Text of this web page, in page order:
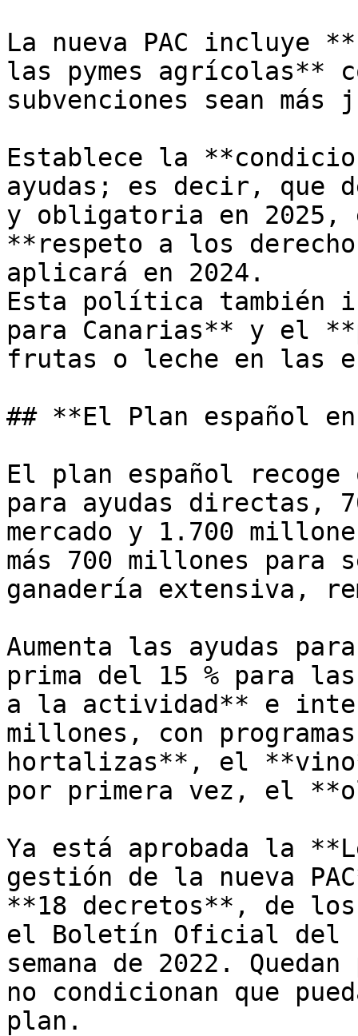
La nueva PAC incluye
las pymes agrícolas**
subvenciones sean más
Establece la
ayudas; es decir, que
y obligatoria en 2025,
**respeto a los
aplicará en 2024.
Esta política también
para Canarias** y el
frutas o leche en las
## **El Plan español
El plan español
para ayudas directas,
mercado y 1.700
más 700 millones
ganadería extensiva,
Aumenta las ayudas
prima del 15 % para
a la actividad** e
millones, con
hortalizas**, el
por primera vez, el
Ya está aprobada la
gestión de la nueva
**18 decretos**, de
el Boletín Oficial del
semana de 2022.
no condicionan que
plan.